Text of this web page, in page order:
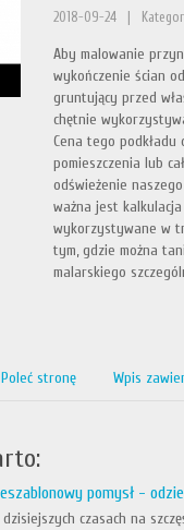
2018-09-24
Aby malowanie
wykończenie ścian
gruntujący przed
chętnie
Cena tego
pomieszczenia lub
odświeżenie
ważna jest
wykorzystywane w
tym, gdzie można
malarskiego
Poleć stronę Wpis
pomysł -
dzisiejszych czasach na